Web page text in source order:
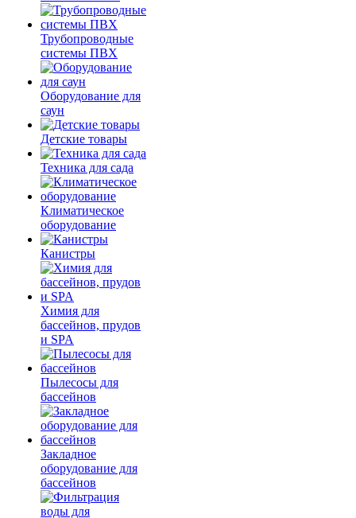
Трубопроводные
системы ПВХ
Оборудование для
саун
Детские товары
Техника для сада
Климатическое
оборудование
Канистры
Химия для
бассейнов, прудов
и SPA
Пылесосы для
бассейнов
Закладное
оборудование для
бассейнов